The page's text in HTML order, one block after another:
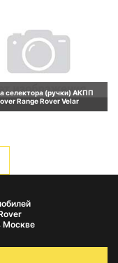
селектора (ручки) АКПП
Range Rover Velar
Москве